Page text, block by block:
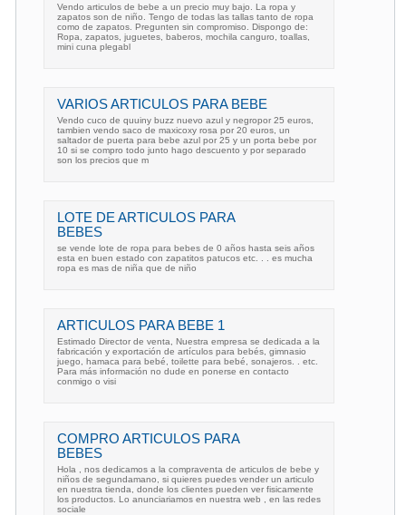
Vendo articulos de bebe a un precio muy bajo. La ropa y
zapatos son de niño. Tengo de todas las tallas tanto de ropa
como de zapatos. Pregunten sin compromiso. Dispongo de:
Ropa, zapatos, juguetes, baberos, mochila canguro, toallas,
mini cuna plegabl
VARIOS ARTICULOS PARA BEBE
Vendo cuco de quuiny buzz nuevo azul y negropor 25 euros,
tambien vendo saco de maxicoxy rosa por 20 euros, un
saltador de puerta para bebe azul por 25 y un porta bebe por
10 si se compro todo junto hago descuento y por separado
son los precios que m
LOTE DE ARTICULOS PARA
BEBES
se vende lote de ropa para bebes de 0 años hasta seis años
esta en buen estado con zapatitos patucos etc. . . es mucha
ropa es mas de niña que de niño
ARTICULOS PARA BEBE 1
Estimado Director de venta, Nuestra empresa se dedicada a la
fabricación y exportación de artículos para bebés, gimnasio
juego, hamaca para bebé, toilette para bebé, sonajeros. . etc.
Para más información no dude en ponerse en contacto
conmigo o visi
COMPRO ARTICULOS PARA
BEBES
Hola , nos dedicamos a la compraventa de articulos de bebe y
niños de segundamano, si quieres puedes vender un articulo
en nuestra tienda, donde los clientes pueden ver fisicamente
los productos. Lo anunciariamos en nuestra web , en las redes
sociale